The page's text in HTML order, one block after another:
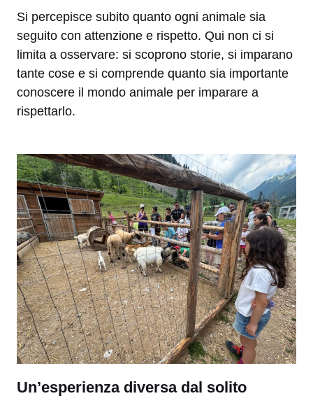
Si percepisce subito quanto ogni animale sia
seguito con attenzione e rispetto. Qui non ci si
limita a osservare: si scoprono storie, si imparano
tante cose e si comprende quanto sia importante
conoscere il mondo animale per imparare a
rispettarlo.
Un’esperienza diversa dal solito